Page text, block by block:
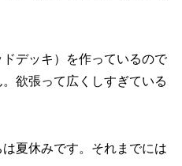
デッキ）を作っているので
欲張って広くしすぎている
夏休みです。それまでには